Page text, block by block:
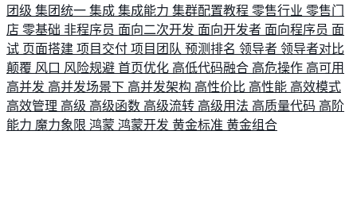
团级 集团统一 集成 集成能力 集群配置教程 零售行业 零售门
店 零基础 非程序员 面向二次开发 面向开发者 面向程序员 面
试 页面搭建 项目交付 项目团队 预测排名 领导者 领导者对比
颠覆 风口 风险规避 首页优化 高低代码融合 高危操作 高可用
高并发 高并发场景下 高并发架构 高性价比 高性能 高效模式
高效管理 高级 高级函数 高级流转 高级用法 高质量代码 高阶
能力 魔力象限 鸿蒙 鸿蒙开发 黄金标准 黄金组合